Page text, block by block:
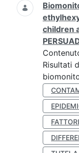
children
Risultati